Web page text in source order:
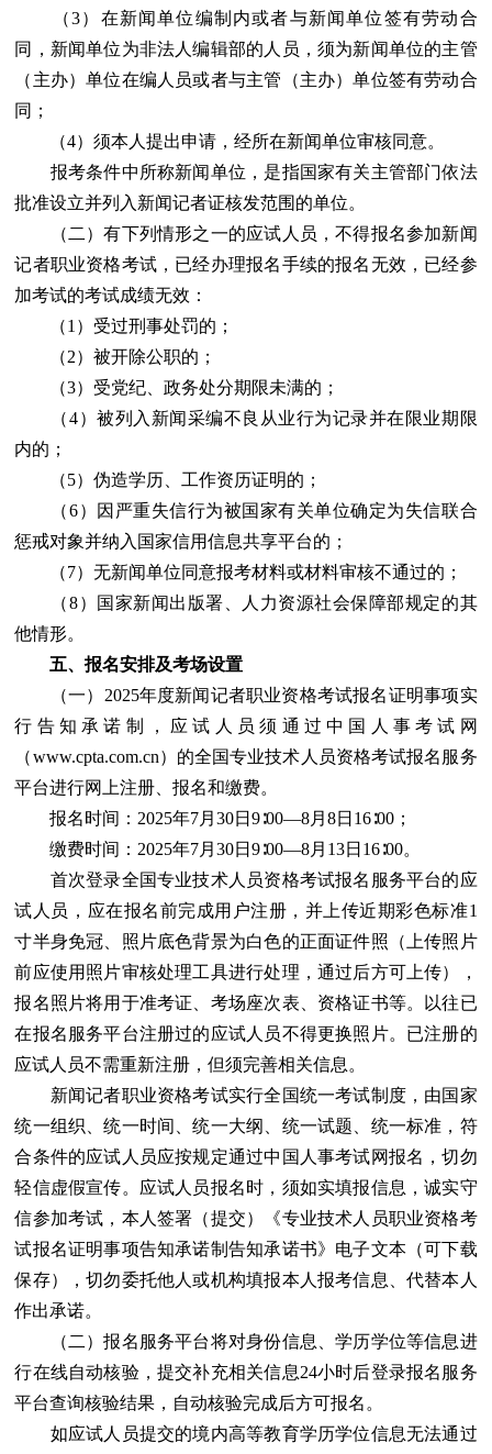
（3）在新闻单位编制内或者与新闻单位签有劳动合
同，新闻单位为非法人编辑部的人员，须为新闻单位的主管
（主办）单位在编人员或者与主管（主办）单位签有劳动合
同；
（4）须本人提出申请，经所在新闻单位审核同意。
报考条件中所称新闻单位，是指国家有关主管部门依法
批准设立并列入新闻记者证核发范围的单位。
（二）有下列情形之一的应试人员，不得报名参加新闻
记者职业资格考试，已经办理报名手续的报名无效，已经参
加考试的考试成绩无效：
（1）受过刑事处罚的；
（2）被开除公职的；
（3）受党纪、政务处分期限未满的；
（4）被列入新闻采编不良从业行为记录并在限业期限
内的；
（5）伪造学历、工作资历证明的；
（6）因严重失信行为被国家有关单位确定为失信联合
惩戒对象并纳入国家信用信息共享平台的；
（7）无新闻单位同意报考材料或材料审核不通过的；
（8）国家新闻出版署、人力资源社会保障部规定的其
他情形。
五、报名安排及考场设置
（一）2025年度新闻记者职业资格考试报名证明事项实
行告知承诺制，应试人员须通过中国人事考试网
（www.cpta.com.cn）的全国专业技术人员资格考试报名服务
平台进行网上注册、报名和缴费。
报名时间：2025年7月30日9∶00—8月8日16∶00；
缴费时间：2025年7月30日9∶00—8月13日16∶00。
首次登录全国专业技术人员资格考试报名服务平台的应
试人员，应在报名前完成用户注册，并上传近期彩色标准1
寸半身免冠、照片底色背景为白色的正面证件照（上传照片
前应使用照片审核处理工具进行处理，通过后方可上传），
报名照片将用于准考证、考场座次表、资格证书等。以往已
在报名服务平台注册过的应试人员不得更换照片。已注册的
应试人员不需重新注册，但须完善相关信息。
新闻记者职业资格考试实行全国统一考试制度，由国家
统一组织、统一时间、统一大纲、统一试题、统一标准，符
合条件的应试人员应按规定通过中国人事考试网报名，切勿
轻信虚假宣传。应试人员报名时，须如实填报信息，诚实守
信参加考试，本人签署（提交）《专业技术人员职业资格考
试报名证明事项告知承诺制告知承诺书》电子文本（可下载
保存），切勿委托他人或机构填报本人报考信息、代替本人
作出承诺。
（二）报名服务平台将对身份信息、学历学位等信息进
行在线自动核验，提交补充相关信息24小时后登录报名服务
平台查询核验结果，自动核验完成后方可报名。
如应试人员提交的境内高等教育学历学位信息无法通过